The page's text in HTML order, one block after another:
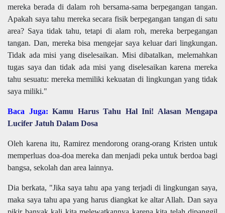
mereka berada di dalam roh bersama-sama berpegangan tangan.
Apakah saya tahu mereka secara fisik berpegangan tangan di satu
area? Saya tidak tahu, tetapi di alam roh, mereka berpegangan
tangan. Dan, merekabisa mengejar saya keluar dari lingkungan.
Tidak ada misi yang diselesaikan. Misi dibatalkan, melemahkan
tugas saya dan tidak ada misi yang diselesaikan karena mereka
tahu sesuatu: mereka memiliki kekuatan di lingkungan yang tidak
saya miliki."
Baca Juga: Kamu Harus Tahu Hal Ini! Alasan Mengapa
Lucifer Jatuh Dalam Dosa
Oleh karena itu, Ramirez mendorong orang-orang Kristen untuk
memperluas doa-doa mereka dan menjadi peka untuk berdoa bagi
bangsa, sekolah dan area lainnya.
Dia berkata, "Jika saya tahu apa yang terjadi di lingkungan saya,
maka saya tahu apa yang harus diangkat ke altar Allah. Dan saya